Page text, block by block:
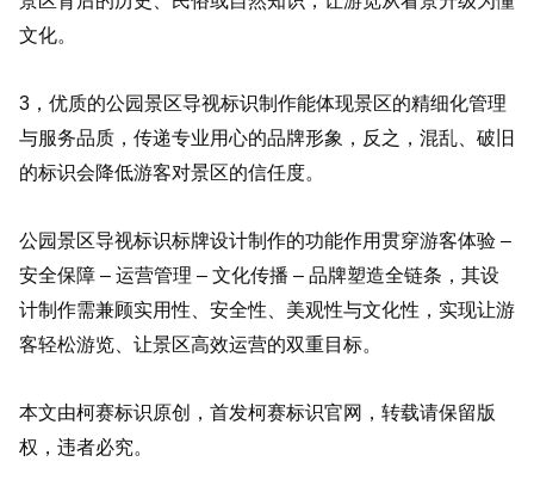
文化。
3，优质的公园景区导视标识制作能体现景区的精细化管理
与服务品质，传递专业用心的品牌形象，反之，混乱、破旧
的标识会降低游客对景区的信任度。
公园景区导视标识标牌设计制作的功能作用贯穿游客体验 –
安全保障 – 运营管理 – 文化传播 – 品牌塑造全链条，其设
计制作需兼顾实用性、安全性、美观性与文化性，实现让游
客轻松游览、让景区高效运营的双重目标。
本文由柯赛标识原创，首发柯赛标识官网，转载请保留版
权，违者必究。